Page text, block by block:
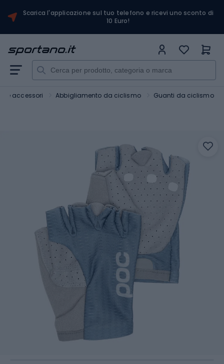
Scarica l'applicazione sul tuo telefono e ricevi uno sconto di
10 Euro!
e accessori Abbigliamento da ciclismo Guanti da ciclismo